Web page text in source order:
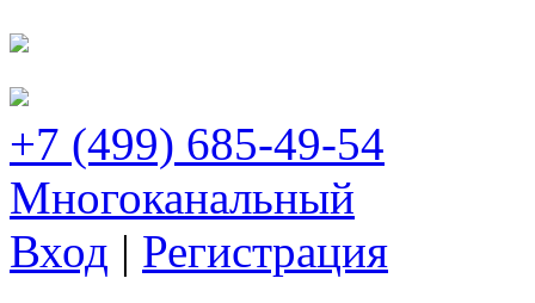
+7 (499) 685-49-54
Многоканальный
Вход | Регистрация